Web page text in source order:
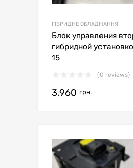
ГІБРИДНЕ ОБЛАДНАННЯ
Блок управления
гибридной
15
(0 reviews)
3,960 грн.